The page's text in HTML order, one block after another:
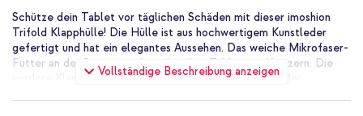
Vollständige Beschreibung anzeigen
Schütze dein Tablet vor täglichen Schäden mit dieser imoshion
Trifold Klapphülle! Die Hülle ist aus hochwertigem Kunstleder
gefertigt und hat ein elegantes Aussehen. Das weiche Mikrofaser-
Futter an der Innenseite bewahrt dein Tablet vor Kratzern. Die
vordere Klappe kann in einen praktischen Tablet-Ständer